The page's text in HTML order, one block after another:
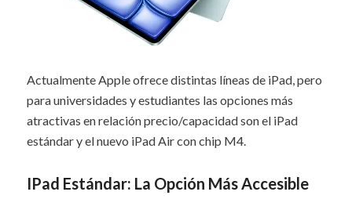
Actualmente Apple ofrece distintas líneas de iPad, pero
para universidades y estudiantes las opciones más
atractivas en relación precio/capacidad son el iPad
estándar y el nuevo iPad Air con chip M4.
IPad Estándar: La Opción Más Accesible